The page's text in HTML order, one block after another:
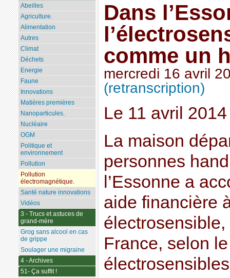
Dans
comme un
mercredi 16 avril
(retranscription)
Le 11 avril
La maison
personnes
l’Essonne a
aide financière
France, selon
Abeilles
Agriculture.
Alimentation
Autres
Climat
Déchets
Energie
Faune
Innovations
Matières premières
Nanoparticules.
Nucléaire
OGM
Politique et
environnement
Pollution
Pollution
électromagnétique.
Santé nature innovations
Vidéos
3 - Trucs et astuces de
grand-mère
Grog sans alcool en cas
de grippe
Soulager une migraine
4 - Archives
51- Ça suffit !